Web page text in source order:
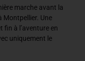
marche avant la
Montpellier. Une
fin à l’aventure en
uniquement le